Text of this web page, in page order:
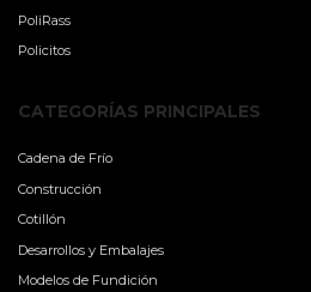
PoliRass
Policitos
CATEGORÍAS PRINCIPALES
Cadena de Frío
Construcción
Cotillón
Desarrollos y Embalajes
Modelos de Fundición